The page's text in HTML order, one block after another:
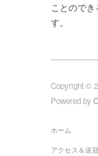
ことので
す。
Copyright ©
Powered by
ホーム
アクセス＆送迎